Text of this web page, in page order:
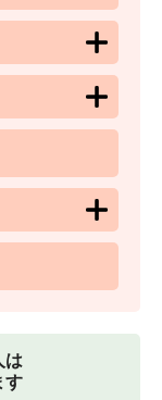
は
す